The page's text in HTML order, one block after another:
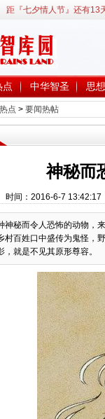
距『七夕情人节』还有13
点 中华智圣 思
点 > 要闻热帖
神秘而
时间：2016-6-7
神秘而令人恐怖的动物，
村百姓口中盛传为鬼怪，
就是不见其原形尊容。